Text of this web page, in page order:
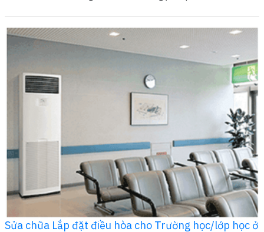
Sửa chữa Lắp đặt điều hòa cho Trường học/lớp học ở